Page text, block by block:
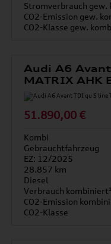
Audi A6
MATRIX AHK
51.890,00 €
Kombi
Gebrauchtfahrzeug
EZ: 12/2025
28.857 km
Diesel
Verbrauch kombiniert¹
CO2-Emission
CO2-Klasse